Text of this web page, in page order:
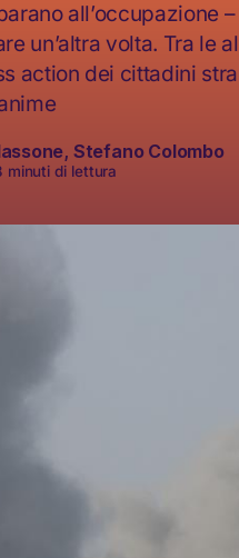
all’occupazione
un’altra volta. Tra le
action dei cittadini
, Stefano Colombo
di lettura